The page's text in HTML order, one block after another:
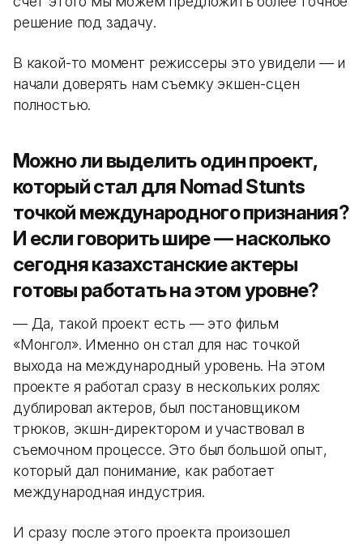
решение под задачу.
В какой-то момент режиссеры это увидели — и
начали доверять нам съемку экшен-сцен
полностью.
Можно ли выделить один проект,
который стал для Nomad Stunts
точкой международного признания?
И если говорить шире — насколько
сегодня казахстанские актеры
готовы работать на этом уровне?
— Да, такой проект есть — это фильм
«Монгол». Именно он стал для нас точкой
выхода на международный уровень. На этом
проекте я работал сразу в нескольких ролях:
дублировал актеров, был постановщиком
трюков, экшн-директором и участвовал в
съемочном процессе. Это был большой опыт,
который дал понимание, как работает
международная индустрия.
И сразу после этого проекта произошел